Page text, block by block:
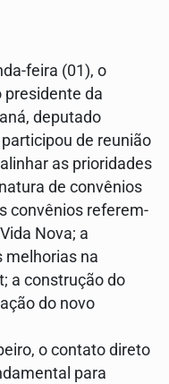
feira (01), o
presidente da
deputado
de reunião
as prioridades
de convênios
convênios referem-
Nova; a
melhorias na
a construção do
do novo
o contato direto
para